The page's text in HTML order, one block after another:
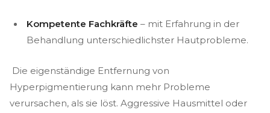
Kompetente Fachkräfte – mit Erfahrung in der
Behandlung unterschiedlichster Hautprobleme.
Die eigenständige Entfernung von
Hyperpigmentierung kann mehr Probleme
verursachen, als sie löst. Aggressive Hausmittel oder